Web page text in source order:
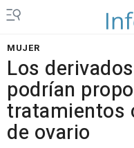
MUJER
Los
podrían
tratamientos
de ovario